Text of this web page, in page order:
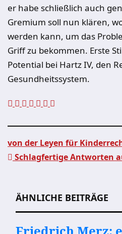
er habe schließlich auch
Gremium soll nun klären,
werden kann, um das
Griff zu bekommen. Erste
Potential bei Hartz IV, den
Gesundheitssystem.
von der Leyen für
Schlagfertige Antworten
ÄHNLICHE BEITRÄGE